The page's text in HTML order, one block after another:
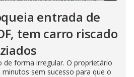
entrada de
tem carro riscado
de forma irregular. O proprietário
sem sucesso para que o